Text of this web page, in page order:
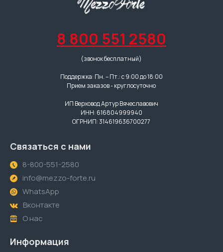
8 800 551 2580
(звонок бесплатный)
Поддержка: Пн. – Пт.: с 9:00 до 18:00
Прием заказов - круглосуточно
ИП Верховод Артур Вячеславович
ИНН: 616804999940
ОГРНИП: 314619636700277
Связаться с нами
8-800-551-2580
info@mezzo-forte.ru
WhatsApp
Вконтакте
О нас
Информация